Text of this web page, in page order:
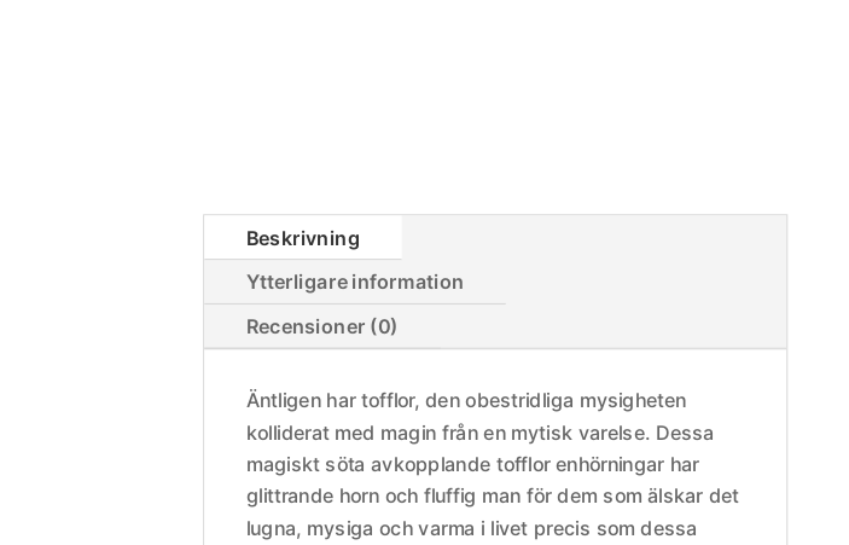
Beskrivning
Ytterligare information
Recensioner (0)
Äntligen har tofflor, den obestridliga mysigheten
kolliderat med magin från en mytisk varelse. Dessa
magiskt söta avkopplande tofflor enhörningar har
glittrande horn och fluffig man för dem som älskar det
lugna, mysiga och varma i livet precis som dessa